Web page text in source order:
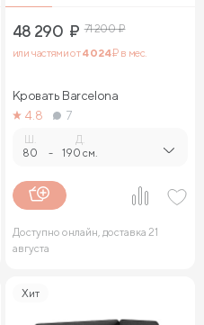
48 290 ₽ 71 200₽
или частями от4 024₽ в мес.
Кровать Barcelona
4.8
7
80 -
Д.
190 см.
Доступно онлайн, доставка 21
августа
Хит